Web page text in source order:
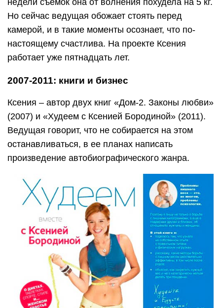
Но сейчас ведущая обожает стоять перед
камерой, и в такие моменты осознает, что по-
настоящему счастлива. На проекте Ксения
работает уже пятнадцать лет.
2007-2011: книги и бизнес
Ксения – автор двух книг «Дом-2. Законы любви»
(2007) и «Худеем с Ксенией Бородиной» (2011).
Ведущая говорит, что не собирается на этом
останавливаться, в ее планах написать
произведение автобиографического жанра.